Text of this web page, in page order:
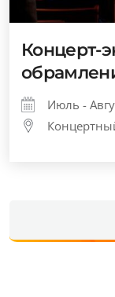
Концерт-
Июль -